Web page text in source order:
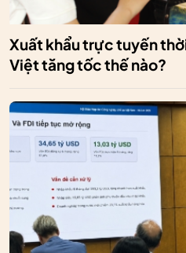
Xuất khẩu trực tuyến
Việt tăng tốc thế nào?